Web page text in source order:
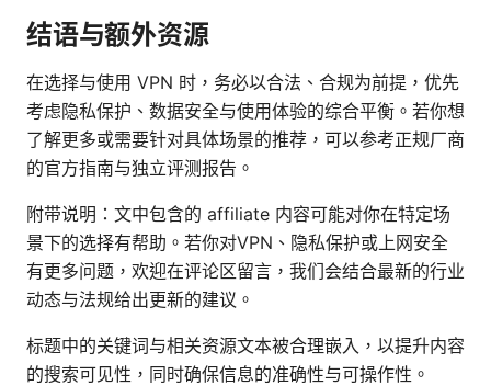
结语与额外资源
在选择与使用 VPN 时，务必以合法、合规为前提，优先
考虑隐私保护、数据安全与使用体验的综合平衡。若你想
了解更多或需要针对具体场景的推荐，可以参考正规厂商
的官方指南与独立评测报告。
附带说明：文中包含的 affiliate 内容可能对你在特定场
景下的选择有帮助。若你对VPN、隐私保护或上网安全
有更多问题，欢迎在评论区留言，我们会结合最新的行业
动态与法规给出更新的建议。
标题中的关键词与相关资源文本被合理嵌入，以提升内容
的搜索可见性，同时确保信息的准确性与可操作性。